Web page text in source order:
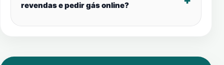
revendas e pedir gás online?